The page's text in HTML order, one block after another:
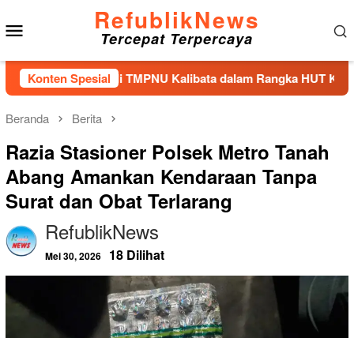
ke
konten
RefublikNews
Tercepat Terpercaya
Konten Spesial
Bunga di TMPNU Kalibata dalam Rangka HUT Ke-40 PPAL
Beranda Berita
Razia Stasioner Polsek Metro Tanah
Abang Amankan Kendaraan Tanpa
Surat dan Obat Terlarang
RefublikNews
Mei 30, 2026 18 Dilihat